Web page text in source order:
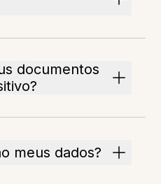
documentos
meus dados?